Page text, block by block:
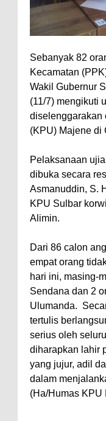
Sebanyak 82
Kecamatan
Wakil Gubernur
(11/7) mengikuti
diselenggarakan
(KPU) Majene di
Pelaksanaan
dibuka secara
Asmanuddin, S.
KPU Sulbar
Alimin.
Dari 86 calon
empat orang
hari ini, masing-
Sendana dan 2
Ulumanda.
tertulis
serius oleh
diharapkan lahir
yang jujur, adil
dalam
(Ha/Humas KPU